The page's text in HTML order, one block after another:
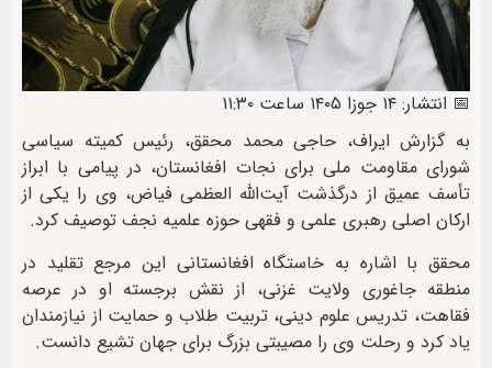
📅 انتشار: ۱۴ جوزا ۱۴۰۵ ساعت ۱۱:۳۰
به گزارش ایراف، حاجی محمد محقق، رئیس کمیته سیاسی
شورای مقاومت ملی برای نجات افغانستان، در پیامی با ابراز
تأسف عمیق از درگذشت آیت‌الله العظمی فیاض، وی را یکی از
ارکان اصلی رهبری علمی و فقهی حوزه علمیه نجف توصیف کرد.
محقق با اشاره به خاستگاه افغانستانی این مرجع تقلید در
منطقه جاغوری ولایت غزنی، از نقش برجسته او در عرصه
فقاهت، تدریس علوم دینی، تربیت طلاب و حمایت از نیازمندان
یاد کرد و رحلت وی را مصیبتی بزرگ برای جهان تشیع دانست.